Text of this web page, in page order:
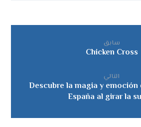
سابق
Chicken Cross
التالي
Descubre la magia y emoción
España al girar la